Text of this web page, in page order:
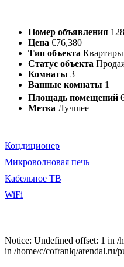
Номер объявления
Цена €76,380
Тип объекта Квартиры
Статус объекта
Комнаты 3
Ванные комнаты 1
Площадь помещений
Метка Лучшее
Кондиционер
Микроволновая печь
Кабельное ТВ
WiFi
Notice: Undefined offset: 1 in /
in /home/c/cofranlq/arendal.ru/